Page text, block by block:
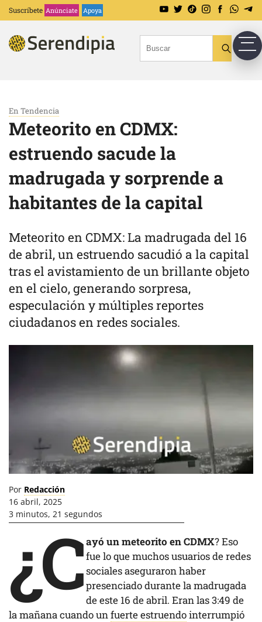
Suscríbete Anúnciate Apoya
En Tendencia
Meteorito en CDMX:
estruendo sacude la
madrugada y sorprende a
habitantes de la capital
Meteorito en CDMX: La madrugada del 16
de abril, un estruendo sacudió a la capital
tras el avistamiento de un brillante objeto
en el cielo, generando sorpresa,
especulación y múltiples reportes
ciudadanos en redes sociales.
Por Redacción
16 abril, 2025
3 minutos, 21 segundos
¿Cayó un meteorito en CDMX? Eso
fue lo que muchos usuarios de redes
sociales aseguraron haber
presenciado durante la madrugada
de este 16 de abril. Eran las 3:49 de
la mañana cuando unfuerte estruendointerrumpió